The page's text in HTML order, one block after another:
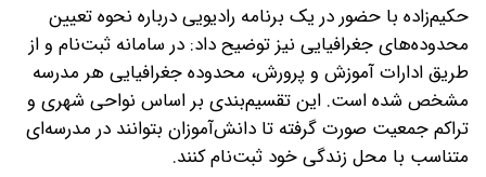
حکیم‌زاده با حضور در یک برنامه رادیویی درباره نحوه تعیین
محدوده‌های جغرافیایی نیز توضیح داد: در سامانه ثبت‌نام و از
طریق ادارات آموزش و پرورش، محدوده جغرافیایی هر مدرسه
مشخص شده است. این تقسیم‌بندی بر اساس نواحی شهری و
تراکم جمعیت صورت گرفته تا دانش‌آموزان بتوانند در مدرسه‌ای
متناسب با محل زندگی خود ثبت‌نام کنند.